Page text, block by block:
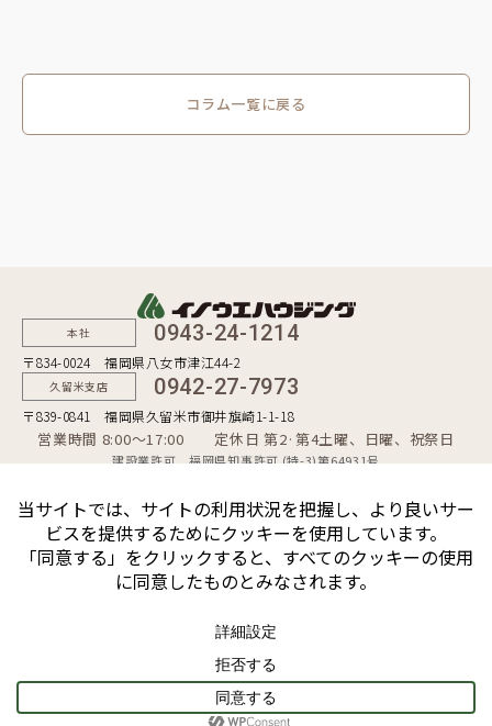
コラム一覧に戻る
本社 0943-24-1214
〒834-0024 福岡県八女市津江44-2
久留米支店 0942-27-7973
〒839-0841 福岡県久留米市御井旗崎1-1-18
営業時間 8:00〜17:00 定休日 第2·第4土曜、日曜、祝祭日
建設業許可 福岡県知事許可 (特-3)第64931号
宅地建物取引業者 福岡県知事（10）第9254号
個人情報保護方針